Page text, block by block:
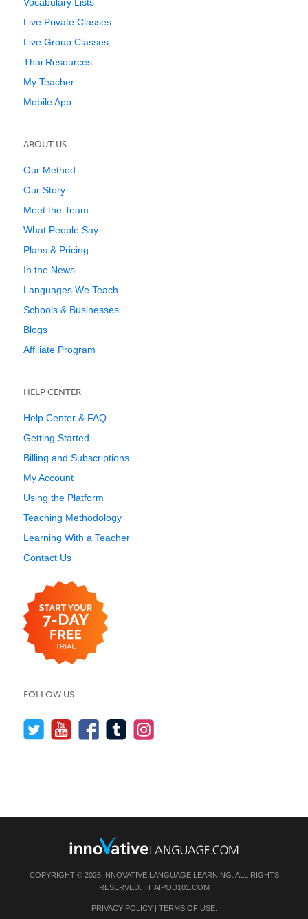
Live Private Classes
Live Group Classes
Thai Resources
My Teacher
Mobile App
ABOUT US
Our Method
Our Story
Meet the Team
What People Say
Plans & Pricing
In the News
Languages We Teach
Schools & Businesses
Blogs
Affiliate Program
HELP CENTER
Help Center & FAQ
Getting Started
Billing and Subscriptions
My Account
Using the Platform
Teaching Methodology
Learning With a Teacher
Contact Us
FOLLOW US
COPYRIGHT © 2026 INNOVATIVE LANGUAGE LEARNING. ALL RIGHTS
RESERVED. THAIPOD101.COM
PRIVACY POLICY| TERMS OF USE.